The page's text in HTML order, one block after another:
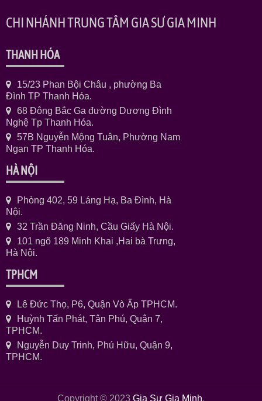
CHI NHÁNH TRUNG TÂM GIA SƯ GIA MINH
THANH HÓA
15/23 Phan Bội Châu , phường Ba
Đình TP Thanh Hóa.
68 Đông Bắc Ga đường Dương Đình
Nghệ Tp Thanh Hóa.
57B Nguyễn Mộng Tuân, Phường Nam
Ngạn TP Thanh Hóa.
HÀ NỘI
Phòng 402, 59 Láng Hạ, Ba Đình, Hà
Nội.
32 Trần Đăng Ninh, Cầu Giấy Hà Nội.
101 ngõ 189 Minh Khai ,Hai bà Trưng,
Hà Nội.
TPHCM
Lê Đức Thọ, P6, Quận Vò Ấp TPHCM.
Huỳnh Tấn Phát, Tân Phú, Quận 7,
TPHCM.
Nguyễn Duy Trinh, Phú Hữu, Quận 9,
TPHCM.
Copyright © 2023 Gia Sư Gia Minh.